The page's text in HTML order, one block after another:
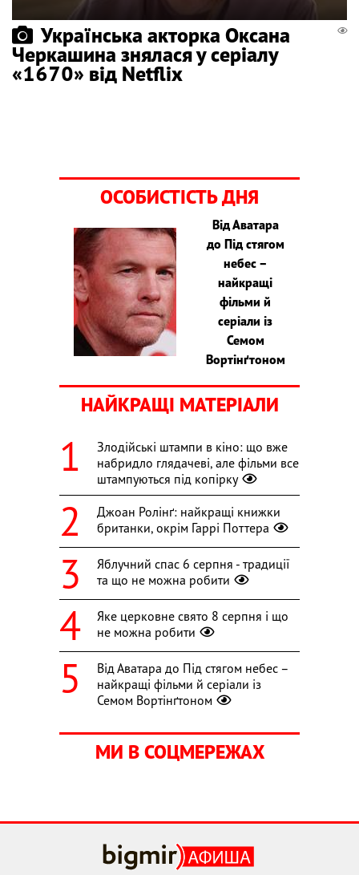
Українська акторка Оксана
Черкашина знялася у серіалу
«1670» від Netflix
ОСОБИСТІСТЬ ДНЯ
Від Аватара
до Під стягом
небес –
найкращі
фільми й
серіали із
Семом
Вортінґтоном
НАЙКРАЩІ МАТЕРІАЛИ
Злодійські штампи в кіно: що вже
набридло глядачеві, але фільми все
штампуються під копірку
Джоан Ролінґ: найкращі книжки
британки, окрім Гаррі Поттера
Яблучний спас 6 серпня - традиції
та що не можна робити
Яке церковне свято 8 серпня і що
не можна робити
Від Аватара до Під стягом небес –
найкращі фільми й серіали із
Семом Вортінґтоном
МИ В СОЦМЕРЕЖАХ